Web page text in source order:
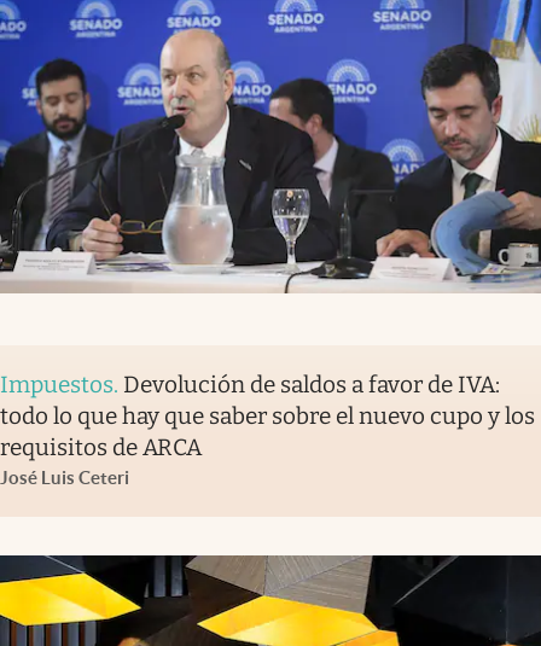
Impuestos. Devolución de saldos a favor de IVA:
todo lo que hay que saber sobre el nuevo cupo y los
requisitos de ARCA
José Luis Ceteri